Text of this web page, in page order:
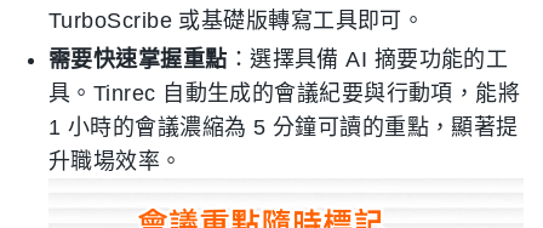
TurboScribe 或基礎版轉寫工具即可。
需要快速掌握重點 ：選擇具備 AI 摘要功能的工
具。Tinrec 自動生成的會議紀要與行動項，能將
1 小時的會議濃縮為 5 分鐘可讀的重點，顯著提
升職場效率。